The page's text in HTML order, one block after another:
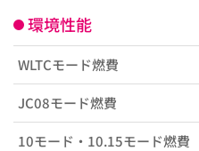
環境性能
WLTCモード燃費
JC08モード燃費
10モード・10.15モード燃費